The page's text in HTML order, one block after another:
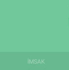
İMSAK